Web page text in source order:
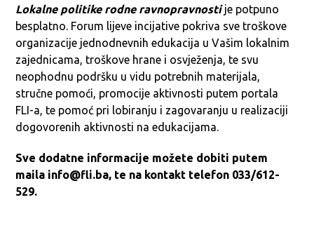
Lokalne politike rodne ravnopravnostije potpuno
besplatno. Forum lijeve incijative pokriva sve troškove
organizacije jednodnevnih edukacija u Vašim lokalnim
zajednicama, troškove hrane i osvježenja, te svu
neophodnu podršku u vidu potrebnih materijala,
stručne pomoći, promocije aktivnosti putem portala
FLI-a, te pomoć pri lobiranju i zagovaranju u realizaciji
dogovorenih aktivnosti na edukacijama.
Sve dodatne informacije možete dobiti putem
maila info@fli.ba, te na kontakt telefon 033/612-
529.